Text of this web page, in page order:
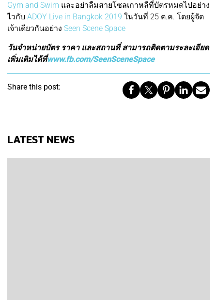
Gym and Swim และอย่าลืมสายโซลเกาหลีที่บัตรหมดไปอย่าง
ไวกับ ADOY Live in Bangkok 2019 ในวันที่ 25 ต.ค. โดยผู้จัด
เจ้าเดียวกันอย่าง Seen Scene Space
วันจำหน่ายบัตร ราคา และสถานที่ สามารถติดตามระละเอียด
เพิ่มเติมได้ที่www.fb.com/SeenSceneSpace
Share this post:
LATEST NEWS